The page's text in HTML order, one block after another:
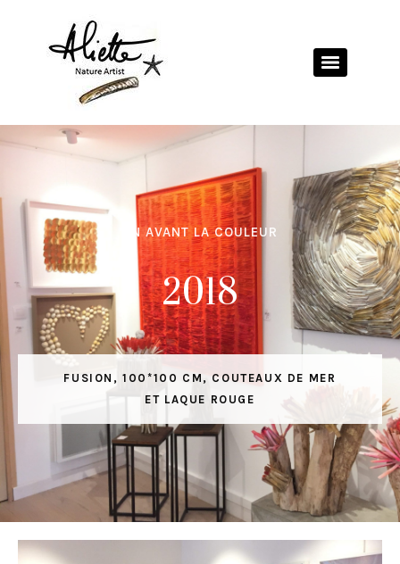
EN AVANT LA COULEUR
2018
FUSION, 100*100 CM, COUTEAUX DE MER
ET LAQUE ROUGE